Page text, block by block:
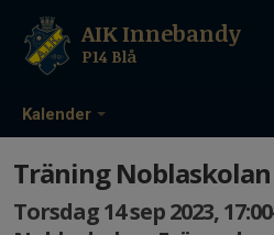
Kalender
AIK Innebandy
P14 Blå
Träning Noblaskolan
Torsdag 14 sep 2023,